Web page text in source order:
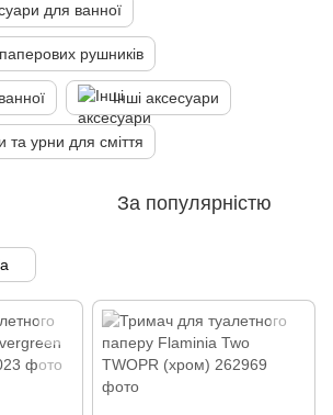
для ванної
рушників
Інші аксесуари
та урни для сміття
За популярністю